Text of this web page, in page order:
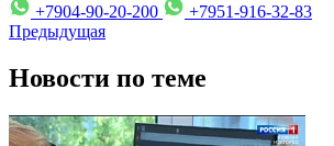
+7904-90-20-200
+7951-916-32-83
Предыдущая
Новости по теме